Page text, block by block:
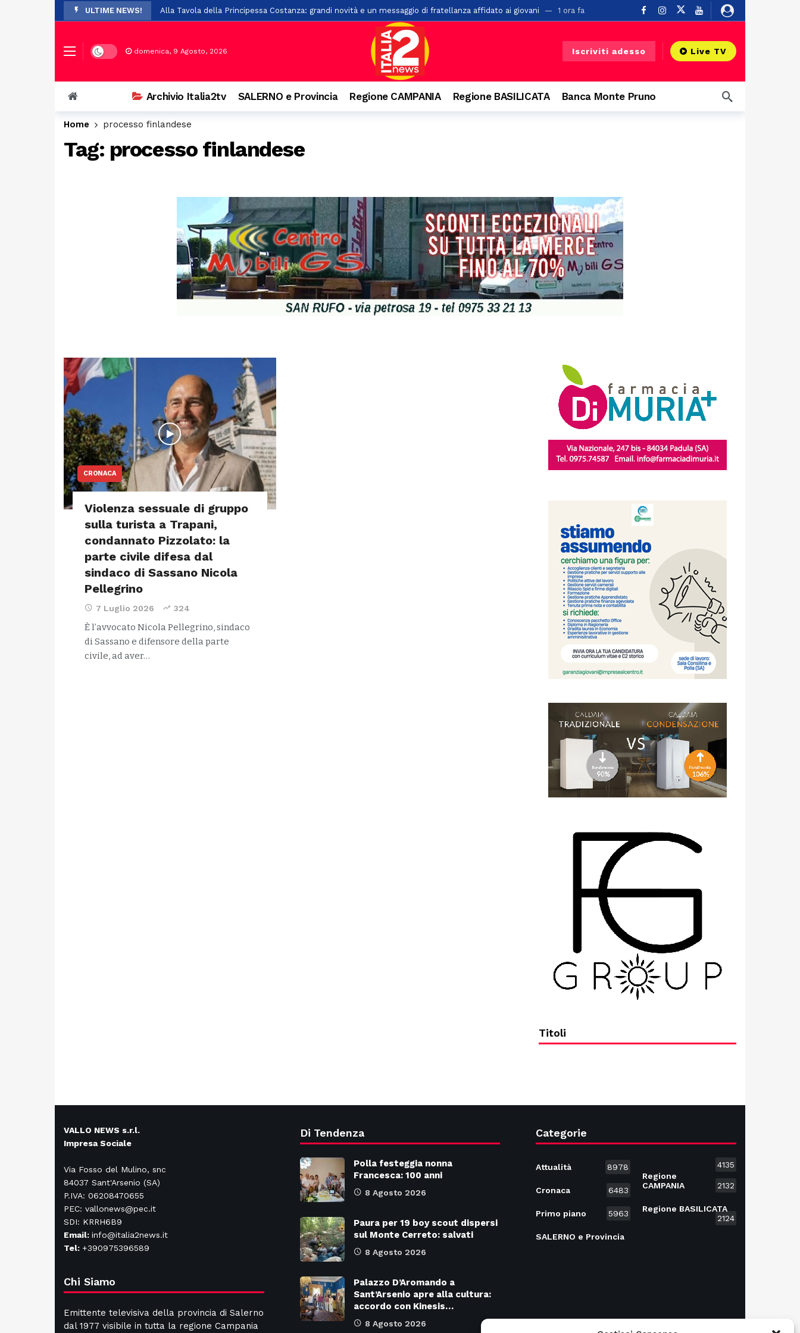
ULTIME NEWS! Alla Tavola della Principessa Costanza: grandi novità e un messaggio di fratellanza affidato ai giovani 1 ora fa
Paura per 19 boy scout dispersi sul Monte Cerreto: salvati 21 ore fa
A Stio la presentazione de “L’Idioma Perduto” di Mario Infante, sostenuta dalla Banca Monte Pruno
Violenze e richieste di denaro ai familiari. Arrestato un 31enne ad Agropoli 23 ore fa
Perde il controllo della moto e precipita nel vuoto, grave 27enne a Castellabate
Il Festival Mogol Battisti conquista Santa Maria di Castellabate: ecco tutti i vincitori
Dark mode domenica, 9 Agosto, 2026 Iscriviti adesso Live TV
Archivio Italia2tv SALERNO e Provincia Regione CAMPANIA Regione BASILICATA Banca Monte Pruno
Home processo finlandese
Tag: processo finlandese
CRONACA
Violenza sessuale di gruppo
sulla turista a Trapani,
condannato Pizzolato: la
parte civile difesa dal
sindaco di Sassano Nicola
Pellegrino
7 Luglio 2026 324
È l’avvocato Nicola Pellegrino, sindaco
di Sassano e difensore della parte
civile, ad aver…
Titoli
VALLO NEWS s.r.l.
Impresa Sociale
Via Fosso del Mulino, snc
84037 Sant'Arsenio (SA)
P.IVA: 06208470655
PEC: vallonews@pec.it
SDI: KRRH6B9
Email: info@italia2news.it
Tel: +390975396589
Chi Siamo
Emittente televisiva della provincia di Salerno
dal 1977 visibile in tutta la regione Campania
Di Tendenza
Polla festeggia nonna
Francesca: 100 anni
8 Agosto 2026
Paura per 19 boy scout dispersi
sul Monte Cerreto: salvati
8 Agosto 2026
Palazzo D’Aromando a
Sant’Arsenio apre alla cultura:
accordo con Kinesis…
8 Agosto 2026
Categorie
Attualità 8978
Cronaca 6483
Primo piano 5963
SALERNO e Provincia
4135
Regione
CAMPANIA
2132
Regione BASILICATA
2124